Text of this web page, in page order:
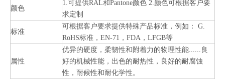
颜色
1.可提供RAL和Pantone颜色 2.颜色可根据客户要
求定制
标准
可根据客户要求提供特殊产品标准，例如： G.
RoHS标准，EN-71，FDA，LFGB等
属性
优异的硬度，柔韧性和附着力的物理性能......良
好的机械性能，出色的耐热性，良好的耐腐蚀
性，耐候性和耐化学性。